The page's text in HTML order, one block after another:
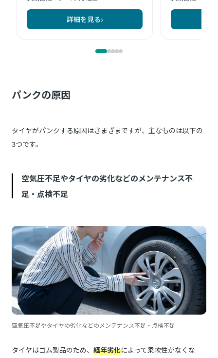
パンクの原因
タイヤがパンクする原因はさまざまですが、主なものは以下の
3つです。
空気圧不足やタイヤの劣化などのメンテナンス不
足・点検不足
空気圧不足やタイヤの劣化などのメンテナンス不足・点検不足
タイヤはゴム製品のため、 経年劣化によって柔軟性がなくな